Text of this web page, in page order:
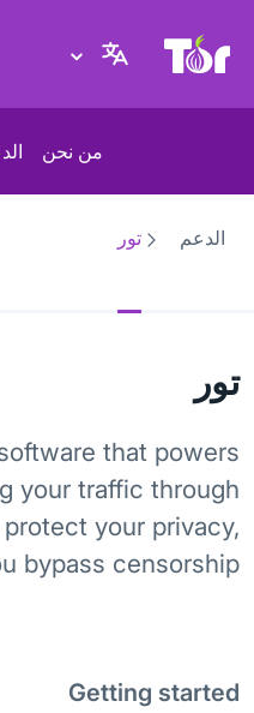
موقع Tor Project
من نحن
الدعم تور
تور
that powers
your traffic through
your privacy,
bypass censorship.
Getting started